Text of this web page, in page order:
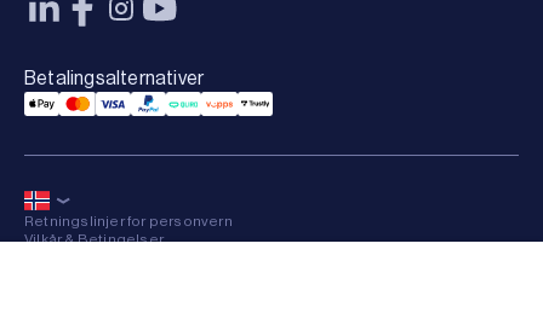
Betalingsalternativer
Applepay Payment
Mastercard Payment
Visa Payment
Paypal Payment
Qliro Payment
Vipps Payment
Trustly Payment
Retningslinjer for personvern
Vilkår & Betingelser